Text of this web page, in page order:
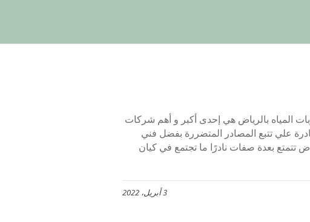
بالرياض هي إحدى أكبر و أهم شركات
علي تتبع المصادر المتضررة بفضل فني
تتمتع بعدة صفات نادرًا ما تجتمع في كيان
3 أبريل، 2022